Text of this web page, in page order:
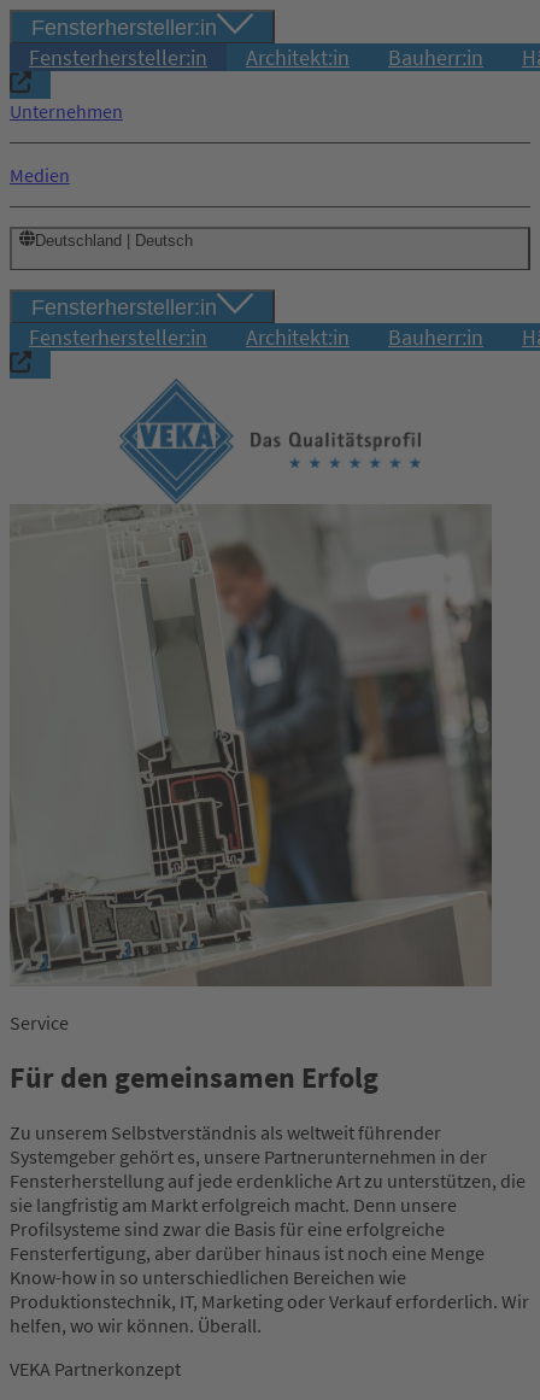
Fensterhersteller:in
Fensterhersteller:in Architekt:in Bauherr:in
Unternehmen
Medien
Deutschland | Deutsch
Fensterhersteller:in
Fensterhersteller:in Architekt:in Bauherr:in
Service
Für den gemeinsamen Erfolg
Zu unserem Selbstverständnis als weltweit führender
Systemgeber gehört es, unsere Partnerunternehmen in der
Fensterherstellung auf jede erdenkliche Art zu unterstützen, die
sie langfristig am Markt erfolgreich macht. Denn unsere
Profilsysteme sind zwar die Basis für eine erfolgreiche
Fensterfertigung, aber darüber hinaus ist noch eine Menge
Know-how in so unterschiedlichen Bereichen wie
Produktionstechnik, IT, Marketing oder Verkauf erforderlich. Wir
helfen, wo wir können. Überall.
VEKA Partnerkonzept